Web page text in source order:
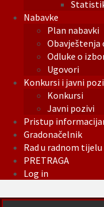
Nabavke
Plan nabavki
Obavještenja
Odluke o
Ugovori
Konkursi i javni
Konkursi
Javni pozivi
Pristup
Gradonačelnik
Rad u radnom tijelu
PRETRAGA
Log in